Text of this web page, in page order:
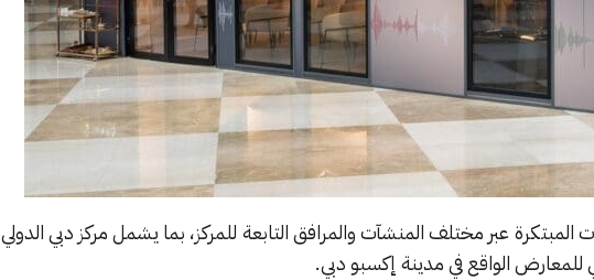
عبر مختلف المنشآت والمرافق التابعة للمركز، بما يشمل مركز دبي الدولي
للمعارض الواقع في مدينة إكسبو دبي.